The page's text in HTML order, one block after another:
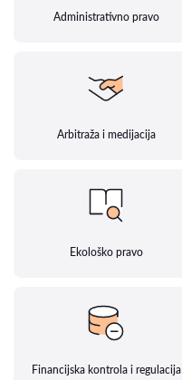
Administrativno pravo
Arbitraža i medijacija
Ekološko pravo
Financijska kontrola i regulacija